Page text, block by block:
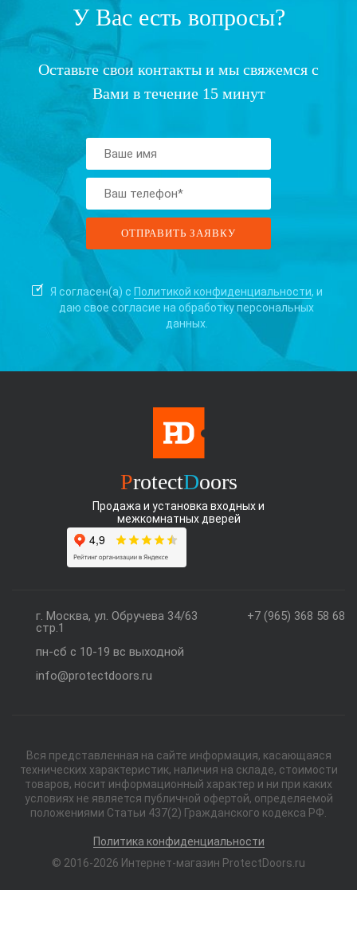
У Вас есть вопросы?
Оставьте свои контакты и мы свяжемся с
Вами в течение 15 минут
Я согласен(а) с Политикой конфиденциальности, и
даю свое согласие на обработку персональных
данных.
ProtectDoors
Продажа и установка входных и
межкомнатных дверей
+7 (965) 368 58 68
г. Москва, ул. Обручева 34/63
стр.1
пн-сб с 10-19 вс выходной
info@protectdoors.ru
Вся представленная на сайте информация, касающаяся
технических характеристик, наличия на складе, стоимости
товаров, носит информационный характер и ни при каких
условиях не является публичной офертой, определяемой
положениями Статьи 437(2) Гражданского кодекса РФ.
Политика конфиденциальности
© 2016-2026 Интернет-магазин ProtectDoors.ru